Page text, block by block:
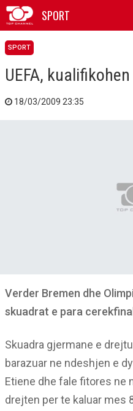
SPORT
SPORT
UEFA,
18/03/2009 23:35
Verder Bremen dhe
skuadrat e para
Skuadra gjermane e
barazuar ne ndeshjen e
Etiene dhe fale fitores ne
drejten per te kaluar mes